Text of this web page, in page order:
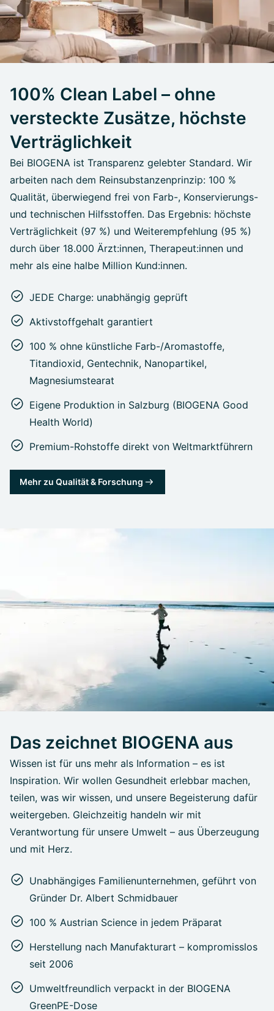
100% Clean Label – ohne
versteckte Zusätze, höchste
Verträglichkeit
Bei BIOGENA ist Transparenz gelebter Standard. Wir
arbeiten nach dem Reinsubstanzenprinzip: 100 %
Qualität, überwiegend frei von Farb-, Konservierungs-
und technischen Hilfsstoffen. Das Ergebnis: höchste
Verträglichkeit (97 %) und Weiterempfehlung (95 %)
durch über 18.000 Ärzt:innen, Therapeut:innen und
mehr als eine halbe Million Kund:innen.
JEDE Charge: unabhängig geprüft
Aktivstoffgehalt garantiert
100 % ohne künstliche Farb-/Aromastoffe,
Titandioxid, Gentechnik, Nanopartikel,
Magnesiumstearat
Eigene Produktion in Salzburg (BIOGENA Good
Health World)
Premium-Rohstoffe direkt von Weltmarktführern
Mehr zu Qualität & Forschung
Das zeichnet BIOGENA aus
Wissen ist für uns mehr als Information – es ist
Inspiration. Wir wollen Gesundheit erlebbar machen,
teilen, was wir wissen, und unsere Begeisterung dafür
weitergeben. Gleichzeitig handeln wir mit
Verantwortung für unsere Umwelt – aus Überzeugung
und mit Herz.
Unabhängiges Familienunternehmen, geführt von
Gründer Dr. Albert Schmidbauer
100 % Austrian Science in jedem Präparat
Herstellung nach Manufakturart – kompromisslos
seit 2006
Umweltfreundlich verpackt in der BIOGENA
GreenPE-Dose